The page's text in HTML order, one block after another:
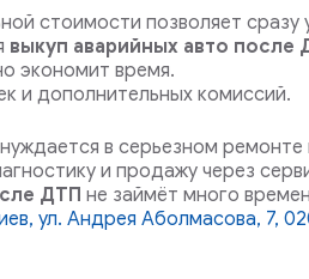
стоимости позволяет сразу
выкуп аварийных авто после
экономит время.
и дополнительных комиссий.
в серьезном ремонте
и продажу через
ДТП не займёт много
ул. Андрея Аболмасова, 7,